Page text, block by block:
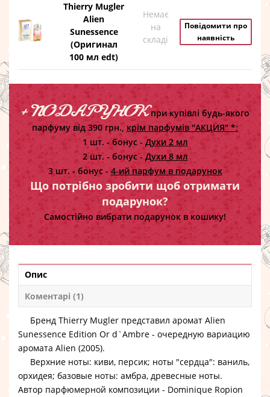
Thierry Mugler
Alien
Sunessence
(Оригинал
100 мл edt)
Немає
на
складі
Повідомити про
наявність
+ ПОДАРУНОКпри купівлі будь-якого
парфуму від 390 грн., крім парфумів "АКЦИЯ" *:
1 шт. - бонус - Духи 2 мл
2 шт. - бонус -Духи 8 мл
3 шт. - бонус -4-ий парфум в подарунок
Що потрібно зробити щоб отримати
подарунок?
Самостійно вибрати подарунок в кошику!
Опис
Коментарі (1)
Бренд Thierry Mugler представил аромат Alien
Sunessence Edition Or d`Ambre - очередную вариацию
аромата Alien (2005).
Верхние ноты: киви, персик; ноты "сердца": ваниль,
орхидея; базовые ноты: амбра, древесные ноты.
Автор парфюмерной композиции - Dominique Ropion